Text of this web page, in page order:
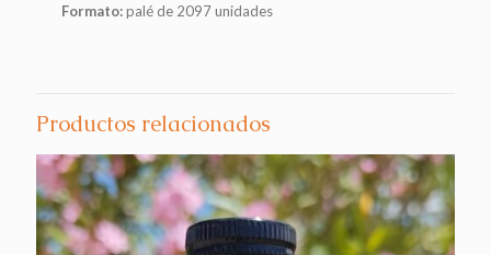
Formato:palé de 2097 unidades
Productos relacionados